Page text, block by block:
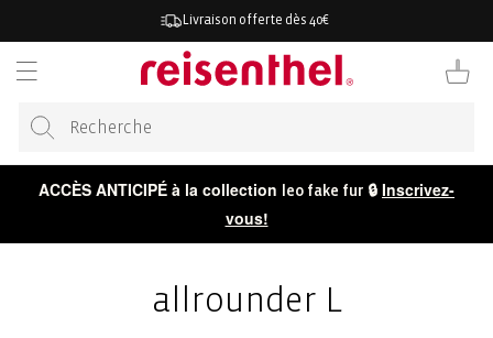
Livraison offerte dès 40€
Panier
ACCÈS ANTICIPÉ à la collection leo fake fur 🔒 Inscrivez-
vous!
allrounder L